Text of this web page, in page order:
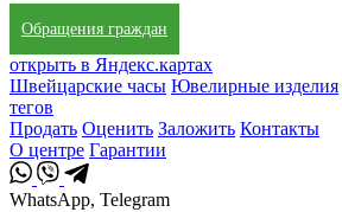
Обращения граждан
открыть в Яндекс.картах
Швейцарские часы Ювелирные изделия
тегов
Продать Оценить Заложить Контакты
О центре Гарантии
WhatsApp, Telegram